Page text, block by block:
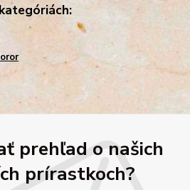
prehľad o našich
prírastkoch?